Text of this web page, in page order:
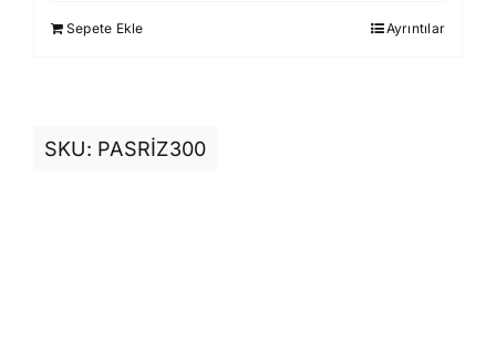
Sepete Ekle Ayrıntılar
SKU: PASRİZ300